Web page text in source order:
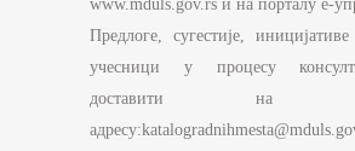
www.mduls.gov.rs и на порталу е-
Предлоге, сугестије,
учесници у процесу
доставити на